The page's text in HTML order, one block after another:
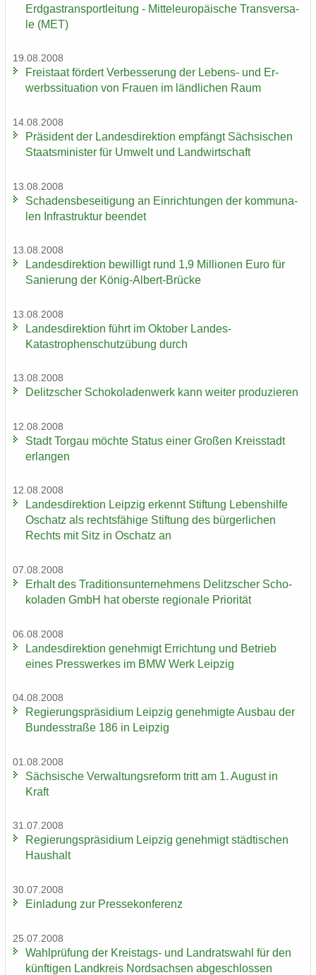
Erd­gas­trans­port­lei­tung - Mit­tel­eu­ro­päi­sche Trans­ver­sa­
le (MET)
19.08.2008
Frei­staat för­dert Ver­bes­se­rung der Lebens-​ und Er­
werbs­si­tua­ti­on von Frau­en im länd­li­chen Raum
14.08.2008
Prä­si­dent der Lan­des­di­rek­ti­on emp­fängt Säch­si­schen
Staats­mi­nis­ter für Um­welt und Land­wirt­schaft
13.08.2008
Scha­dens­be­sei­ti­gung an Ein­rich­tun­gen der kom­mu­na­
len In­fra­struk­tur be­en­det
13.08.2008
Lan­des­di­rek­ti­on be­wil­ligt rund 1,9 Mil­lio­nen Euro für
Sa­nie­rung der König-​Albert-Brücke
13.08.2008
Lan­des­di­rek­ti­on führt im Ok­to­ber Landes-​
Katastrophenschutzübung durch
13.08.2008
De­litz­scher Scho­ko­la­den­werk kann wei­ter pro­du­zie­ren
12.08.2008
Stadt Tor­gau möch­te Sta­tus einer Gro­ßen Kreis­stadt
er­lan­gen
12.08.2008
Lan­des­di­rek­ti­on Leip­zig er­kennt Stif­tung Le­bens­hil­fe
Oschatz als rechts­fä­hi­ge Stif­tung des bür­ger­li­chen
Rechts mit Sitz in Oschatz an
07.08.2008
Er­halt des Tra­di­ti­ons­un­ter­neh­mens De­litz­scher Scho­
ko­la­den GmbH hat obers­te re­gio­na­le Prio­ri­tät
06.08.2008
Lan­des­di­rek­ti­on ge­neh­migt Er­rich­tung und Be­trieb
eines Press­wer­kes im BMW Werk Leip­zig
04.08.2008
Re­gie­rungs­prä­si­di­um Leip­zig ge­neh­mig­te Aus­bau der
Bun­des­stra­ße 186 in Leip­zig
01.08.2008
Säch­si­sche Ver­wal­tungs­re­form tritt am 1. Au­gust in
Kraft
31.07.2008
Re­gie­rungs­prä­si­di­um Leip­zig ge­neh­migt städ­ti­schen
Haus­halt
30.07.2008
Ein­la­dung zur Pres­se­kon­fe­renz
25.07.2008
Wahl­prü­fung der Kreistags-​ und Land­rats­wahl für den
künf­ti­gen Land­kreis Nord­sach­sen ab­ge­schlos­sen